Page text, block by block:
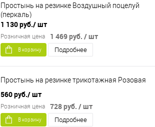
Простынь на резинке Воздушный поцелуй
(перкаль)
1 130 руб./ шт
1 469 руб. / шт
Розничная цена
В корзину Подробнее
Простынь на резинке трикотажная Розовая
560 руб./ шт
728 руб. / шт
Розничная цена
В корзину Подробнее